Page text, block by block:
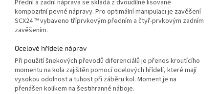
Přední a zadní náprava se skládá z dvoudílné lisované
kompozitní pevné nápravy. Pro optimální manipulaci je zavěšení
SCX24 ™ vybaveno tříprvkovým předním a čtyř-prvkovým zadním
zavěšením.
Ocelové hřídele náprav
Při použití šnekových převodů diferenciálů je přenos kroutícího
momentu na kola zajištěn pomocí ocelových hřídelí, které mají
vysokou odolnost a tuhost při záběru kol. Moment je na
přenášen kolíkem na šestihranné náboje.